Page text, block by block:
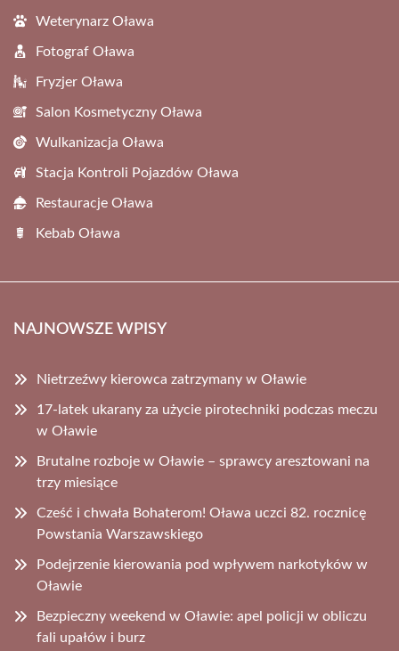
Weterynarz Oława
Fotograf Oława
Fryzjer Oława
Salon Kosmetyczny Oława
Wulkanizacja Oława
Stacja Kontroli Pojazdów Oława
Restauracje Oława
Kebab Oława
NAJNOWSZE WPISY
Nietrzeźwy kierowca zatrzymany w Oławie
17-latek ukarany za użycie pirotechniki podczas meczu
w Oławie
Brutalne rozboje w Oławie – sprawcy aresztowani na
trzy miesiące
Cześć i chwała Bohaterom! Oława uczci 82. rocznicę
Powstania Warszawskiego
Podejrzenie kierowania pod wpływem narkotyków w
Oławie
Bezpieczny weekend w Oławie: apel policji w obliczu
fali upałów i burz